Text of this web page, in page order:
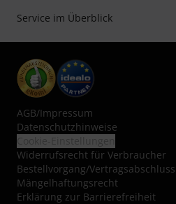
Service im Überblick
AGB/Impressum
Datenschutzhinweise
Widerrufsrecht für Verbraucher
Bestellvorgang/Vertragsabschluss
Mängelhaftungsrecht
Erklärung zur Barrierefreiheit